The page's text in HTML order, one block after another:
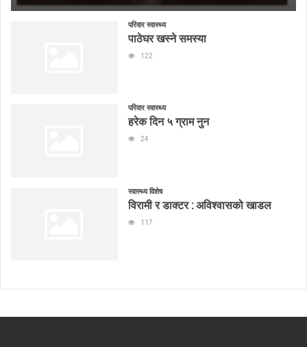
परिवार स्वास्थ्य
पाठेघर खस्ने समस्या
122
परिवार स्वास्थ्य
हरेक दिन ५ ग्राम नुन
24
स्वास्थ्य विशेष
विरामी र डाक्टर : अविश्वासको खाडल
117